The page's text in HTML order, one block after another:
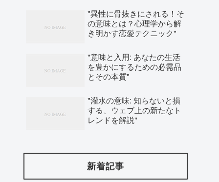
"異性に骨抜きにされる！そ
の意味とは？心理学から解
き明かす恋愛テクニック"
"意味と入用: あなたの生活
を豊かにするための必需品
とその本質"
"灌水の意味: 知らないと損
する、ウェブ上の新たなト
レンドを解説"
新着記事